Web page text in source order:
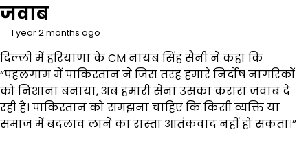
जवाब
1 year 2 months ago
दिल्ली में हरियाणा के CM नायब सिंह सैनी ने कहा कि
“पहलगाम में पाकिस्तान ने जिस तरह हमारे निर्दोष नागरिकों
को निशाना बनाया, अब हमारी सेना उसका करारा जवाब दे
रही है। पाकिस्तान को समझना चाहिए कि किसी व्यक्ति या
समाज में बदलाव लाने का रास्ता आतंकवाद नहीं हो सकता।”